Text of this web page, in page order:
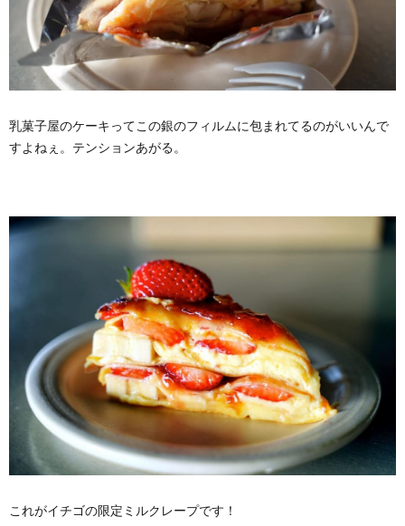
乳菓子屋のケーキってこの銀のフィルムに包まれてるのがいいんで
すよねぇ。テンションあがる。
これがイチゴの限定ミルクレープです！